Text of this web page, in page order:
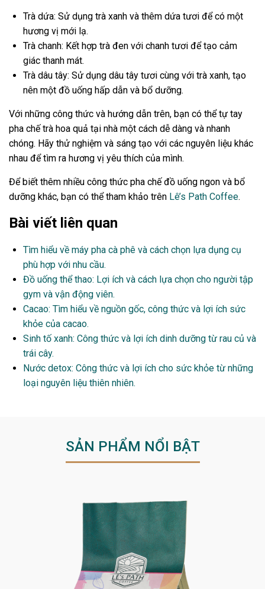
Trà dứa: Sử dụng trà xanh và thêm dứa tươi để có một
hương vị mới lạ.
Trà chanh: Kết hợp trà đen với chanh tươi để tạo cảm
giác thanh mát.
Trà dâu tây: Sử dụng dâu tây tươi cùng với trà xanh, tạo
nên một đồ uống hấp dẫn và bổ dưỡng.
Với những công thức và hướng dẫn trên, bạn có thể tự tay
pha chế trà hoa quả tại nhà một cách dễ dàng và nhanh
chóng. Hãy thử nghiệm và sáng tạo với các nguyên liệu khác
nhau để tìm ra hương vị yêu thích của mình.
Để biết thêm nhiều công thức pha chế đồ uống ngon và bổ
dưỡng khác, bạn có thể tham khảo trên Lê’s Path Coffee.
Bài viết liên quan
Tìm hiểu về máy pha cà phê và cách chọn lựa dụng cụ
phù hợp với nhu cầu.
Đồ uống thể thao: Lợi ích và cách lựa chọn cho người tập
gym và vận động viên.
Cacao: Tìm hiểu về nguồn gốc, công thức và lợi ích sức
khỏe của cacao.
Sinh tố xanh: Công thức và lợi ích dinh dưỡng từ rau củ và
trái cây.
Nước detox: Công thức và lợi ích cho sức khỏe từ những
loại nguyên liệu thiên nhiên.
SẢN PHẨM NỔI BẬT